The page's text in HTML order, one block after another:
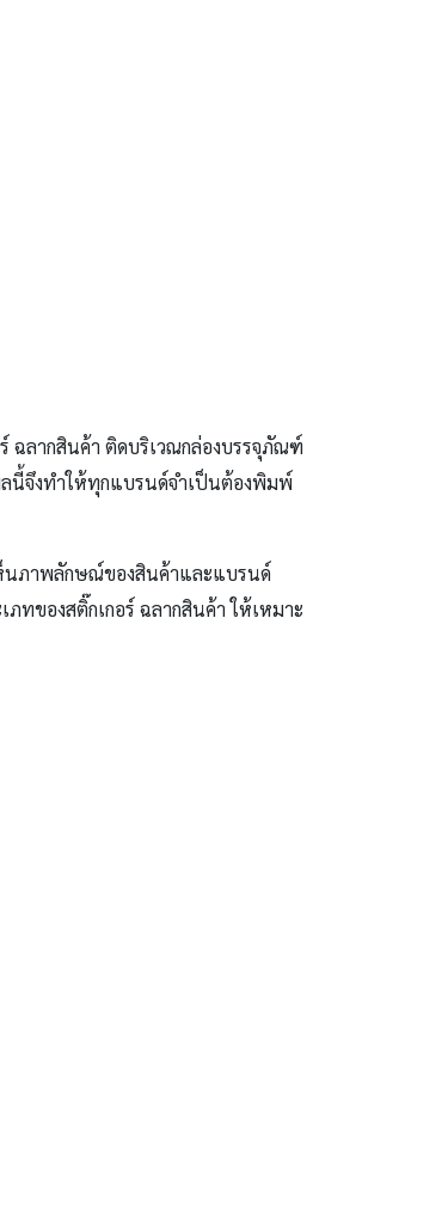
ฉลากสินค้า ติดบริเวณกล่องบรรจุภัณฑ์
นี้จึงทำให้ทุกแบรนด์จำเป็นต้องพิมพ์
นภาพลักษณ์ของสินค้าและแบรนด์
ทของสติ๊กเกอร์ ฉลากสินค้า ให้เหมาะ